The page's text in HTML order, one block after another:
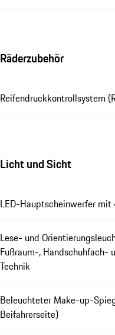
Räderzubehör
Reifendruckkontrollsystem
Licht und Sicht
LED-Hauptscheinwerfer
Lese- und
Fußraum-, Handschuhfach-
Technik
Beleuchteter Make-up-
Beifahrerseite)